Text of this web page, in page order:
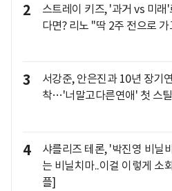
2
스트레이 키즈, '과거 vs 미래'
다면? 리노 "딱 2주 전으로
3
서강준, 안은진과 10년 장기
착…'너말고다른연애' 첫 스
4
샤를리즈 테론, '박진영 비닐
는 비닐치마..이걸 이렇게 소
플]